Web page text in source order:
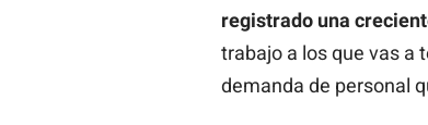
registrado una
trabajo a los que vas a
demanda de personal